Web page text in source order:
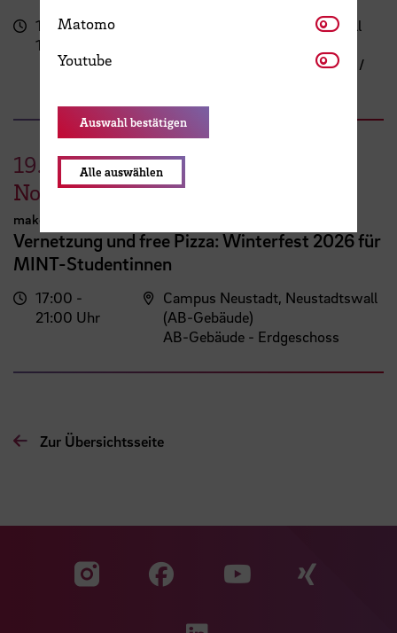
17:00 -
19:30 Uhr
Campus Neustadt, Neustadtswall
AB-Gebäude - 10. Obergeschoss /
19.
November
makeMINT
Vernetzung und free Pizza: Winterfest 2026 für
MINT-Studentinnen
17:00 -
21:00 Uhr
Campus Neustadt, Neustadtswall
(AB-Gebäude)
AB-Gebäude - Erdgeschoss
Zur Übersichtsseite
Zu unserer Facebook
Zu
Matomo Matomo
Youtube Youtube
Auswahl bestätigen
Alle auswählen